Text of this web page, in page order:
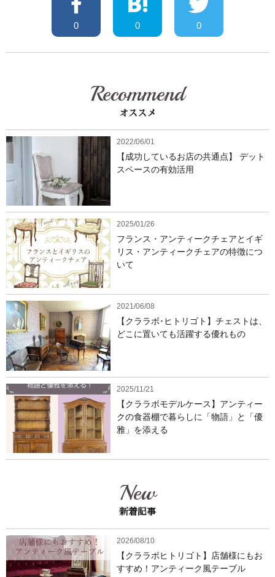
0 0 0
Recommend
オススメ
2022/06/01
【成功しているお店の共通点】 デット
スペースの有効活用
2025/01/26
フランス・アンティークチェアとイギ
リス・アンティークチェアの特徴につ
いて
2021/06/08
【クララボ･ヒトリゴト】チェストは、
どこに置いても活躍する優れもの
2025/11/21
【クララボモデルケース】アンティー
クの食器棚で暮らしに「物語」と「優
雅」を添える
New
新着記事
2026/08/10
【クララボヒトリゴト】店舗様にもお
すすめ！アンティーク風テーブル